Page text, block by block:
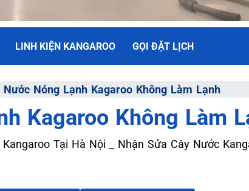
LINH KIỆN KANGAROO GỌI ĐẶT LỊCH
Nước Nóng Lạnh Kagaroo Không Làm Lạnh
Kagaroo Không Làm
Tại Hà Nội _ Nhận Sửa Cây Nước